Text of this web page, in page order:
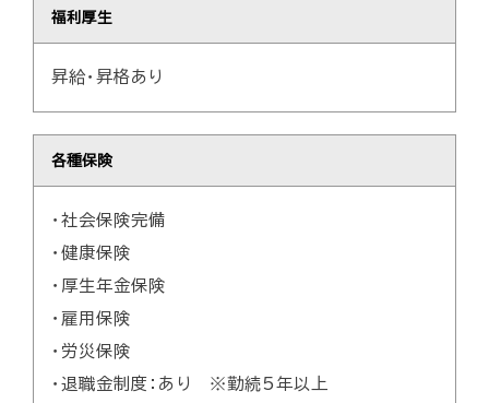
福利厚生
昇給・昇格あり
各種保険
・社会保険完備
・健康保険
・厚生年金保険
・雇用保険
・労災保険
・退職金制度：あり ※勤続5年以上